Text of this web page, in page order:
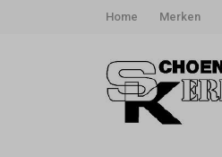
Home Merken